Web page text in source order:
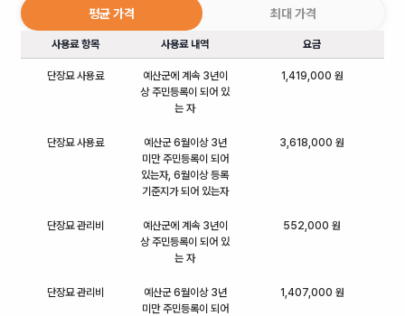
평균 가격 최대 가격
사용료 항목 사용료 내역 요금
단장묘 사용료
예산군에 계속 3년이
상 주민등록이 되어 있
는 자
1,419,000 원
단장묘 사용료
예산군 6월이상 3년
미만 주민등록이 되어
있는자, 6월이상 등록
기준지가 되어 있는자
3,618,000 원
단장묘 관리비
예산군에 계속 3년이
상 주민등록이 되어 있
는 자
552,000 원
단장묘 관리비
예산군 6월이상 3년
미만 주민등록이 되어
1,407,000 원